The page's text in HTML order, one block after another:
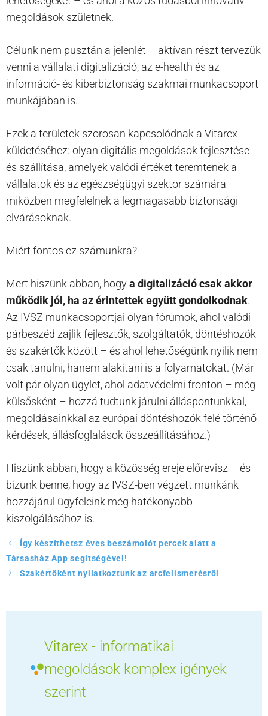
megoldások születnek.
Célunk nem pusztán a jelenlét – aktívan részt tervezük
venni a vállalati digitalizáció, az e-health és az
információ- és kiberbiztonság szakmai munkacsoport
munkájában is.
Ezek a területek szorosan kapcsolódnak a Vitarex
küldetéséhez: olyan digitális megoldások fejlesztése
és szállítása, amelyek valódi értéket teremtenek a
vállalatok és az egészségügyi szektor számára –
miközben megfelelnek a legmagasabb biztonsági
elvárásoknak.
Miért fontos ez számunkra?
Mert hiszünk abban, hogya digitalizáció csak akkor
működik jól, ha az érintettek együtt gondolkodnak.
Az IVSZ munkacsoportjai olyan fórumok, ahol valódi
párbeszéd zajlik fejlesztők, szolgáltatók, döntéshozók
és szakértők között – és ahol lehetőségünk nyílik nem
csak tanulni, hanem alakítani is a folyamatokat. (Már
volt pár olyan ügylet, ahol adatvédelmi fronton – még
külsősként – hozzá tudtunk járulni álláspontunkkal,
megoldásainkkal az európai döntéshozók felé történő
kérdések, állásfoglalások összeállításához.)
Hiszünk abban, hogy a közösség ereje előrevisz – és
bízunk benne, hogy az IVSZ-ben végzett munkánk
hozzájárul ügyfeleink még hatékonyabb
kiszolgálásához is.
Így készíthetsz éves beszámolót percek alatt a
Társasház App segítségével!
Szakértőként nyilatkoztunk az arcfelismerésről
Vitarex - informatikai
megoldások komplex igények
szerint